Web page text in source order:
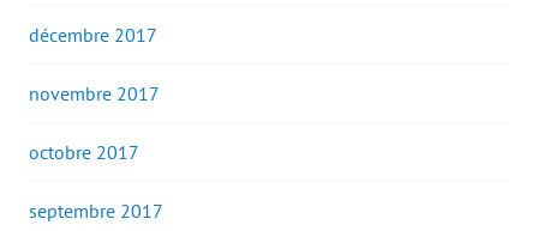
décembre 2017
novembre 2017
octobre 2017
septembre 2017